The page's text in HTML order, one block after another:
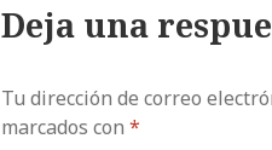
Deja una
Tu dirección de correo
marcados con*